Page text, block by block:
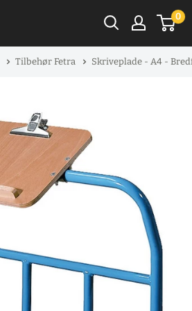
0
Tilbehør Fetra Skriveplade - A4 -